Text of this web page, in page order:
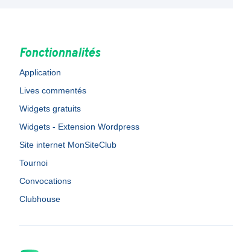
Fonctionnalités
Application
Lives commentés
Widgets gratuits
Widgets - Extension Wordpress
Site internet MonSiteClub
Tournoi
Convocations
Clubhouse